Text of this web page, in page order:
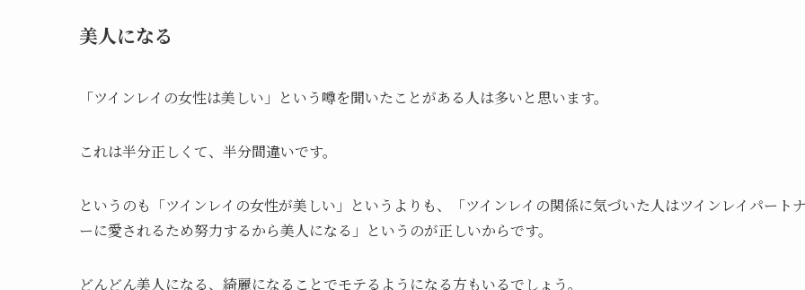
美人になる
「ツインレイの女性は美しい」という噂を聞いたことがある人は多いと思います。
これは半分正しくて、半分間違いです。
というのも「ツインレイの女性が美しい」というよりも、「ツインレイの関係に気づいた人はツインレイパート
ーに愛されるため努力するから美人になる」というのが正しいからです。
どんどん美人になる、綺麗になることでモテるようになる方もいるでしょう。